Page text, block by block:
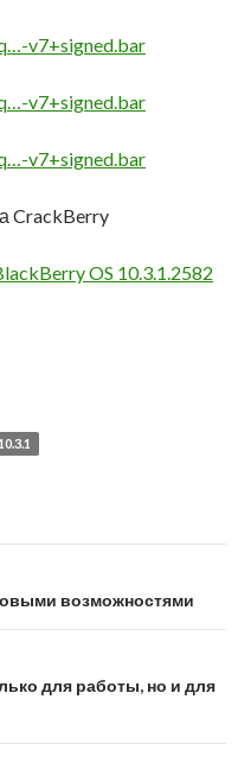
v7+signed.bar
v7+signed.bar
v7+signed.bar
CrackBerry
OS 10.3.1.2582
возможностями
для работы, но и для